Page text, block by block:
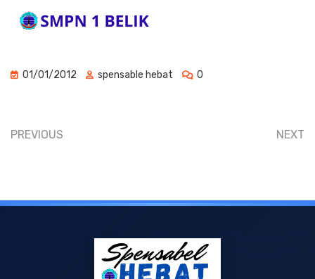
01/01/2012 spensable hebat 0
PREVIOUS NEXT